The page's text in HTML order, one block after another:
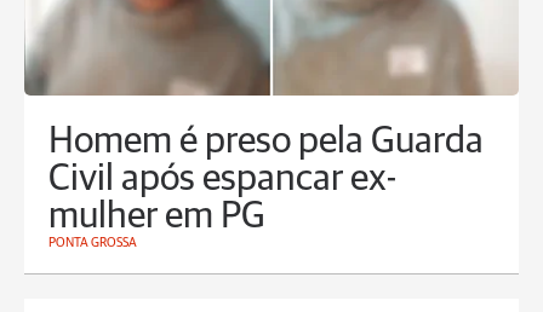
Homem é preso pela Guarda
Civil após espancar ex-
mulher em PG
PONTA GROSSA